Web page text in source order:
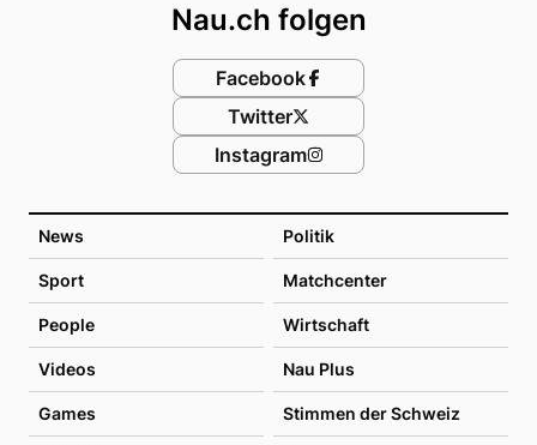
News Politik
Sport Matchcenter
People Wirtschaft
Videos Nau Plus
Games Stimmen der Schweiz
Nau.ch folgen
Facebook
Twitter
Instagram